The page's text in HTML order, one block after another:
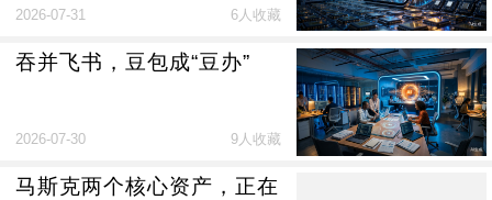
2026-07-31 6人收藏
吞并飞书，豆包成“豆办”
2026-07-30 9人收藏
马斯克两个核心资产，正在